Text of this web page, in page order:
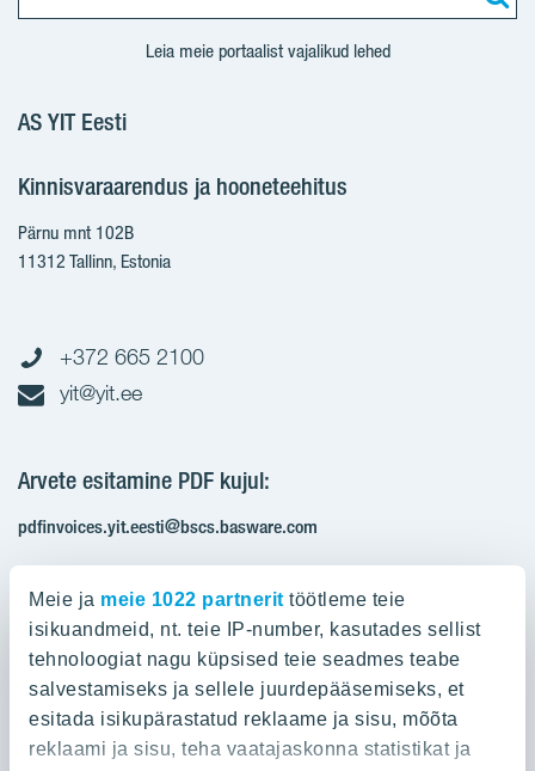
Meie ja meie 1022 partnerit töötleme teie
isikuandmeid, nt. teie IP-number, kasutades sellist
tehnoloogiat nagu küpsised teie seadmes teabe
salvestamiseks ja sellele juurdepääsemiseks, et
esitada isikupärastatud reklaame ja sisu, mõõta
reklaami ja sisu, teha vaatajaskonna statistikat ja
Leia meie portaalist vajalikud lehed
AS YIT Eesti
Kinnisvaraarendus ja hooneteehitus
Pärnu mnt 102B
11312 Tallinn, Estonia
+372 665 2100
yit@yit.ee
Arvete esitamine PDF kujul:
pdfinvoices.yit.eesti@bscs.basware.com
KMKR: EE100210897
Ettevõttest